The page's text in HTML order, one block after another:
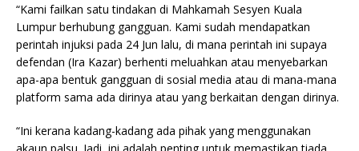
“Kami failkan satu tindakan di Mahkamah Sesyen Kuala
Lumpur berhubung gangguan. Kami sudah mendapatkan
perintah injuksi pada 24 Jun lalu, di mana perintah ini supaya
defendan (Ira Kazar) berhenti meluahkan atau menyebarkan
apa-apa bentuk gangguan di sosial media atau di mana-mana
platform sama ada dirinya atau yang berkaitan dengan dirinya.
“Ini kerana kadang-kadang ada pihak yang menggunakan